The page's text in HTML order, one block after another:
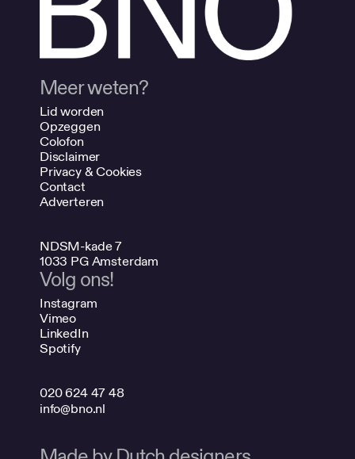
Meer weten?
Lid worden
Opzeggen
Colofon
Disclaimer
Privacy & Cookies
Contact
Adverteren
NDSM-kade 7
1033 PG Amsterdam
Volg ons!
Instagram
Vimeo
LinkedIn
Spotify
020 624 47 48
info@bno.nl